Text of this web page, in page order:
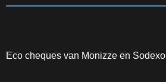
Eco cheques van Monizze en Sodexo